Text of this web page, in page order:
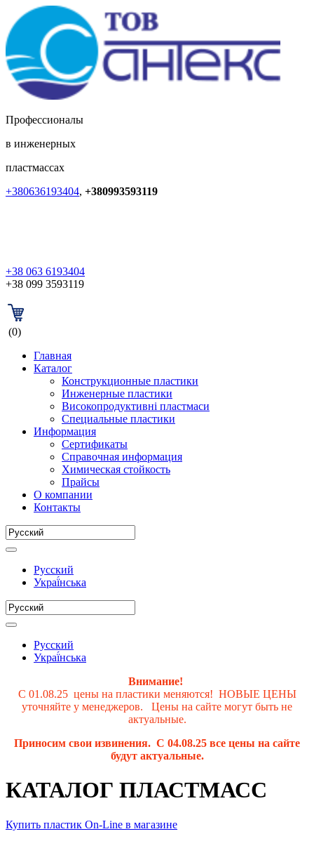
Профессионалы
в инженерных
пластмассах
+380636193404, +380993593119
+38 063 6193404
+38 099 3593119
(0)
Главная
Каталог
Конструкционные пластики
Инженерные пластики
Високопродуктивні пластмаси
Специальные пластики
Информация
Сертификаты
Справочная информация
Химическая стойкость
Прайсы
О компании
Контакты
Русский
Украї́нська
Русский
Украї́нська
Внимание!
С 01.08.25 цены на пластики меняются! НОВЫЕ ЦЕНЫ
уточняйте у менеджеров. Цены на сайте могут быть не
актуальные.
Приносим свои извинения. С 04.08.25 все цены на сайте
будут актуальные.
КАТАЛОГ ПЛАСТМАСС
Купить пластик On-Line в магазине